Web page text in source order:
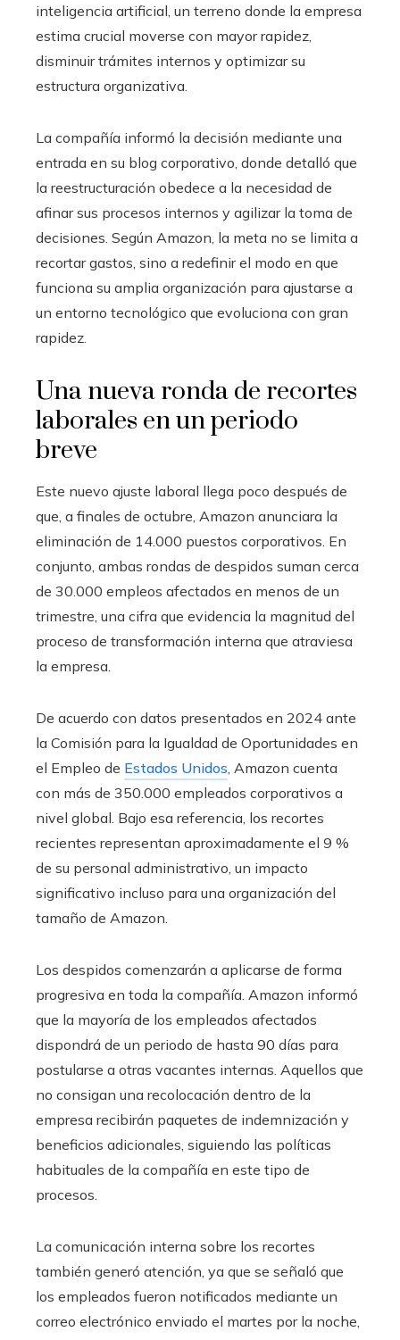
inteligencia artificial, un terreno donde la empresa
estima crucial moverse con mayor rapidez,
disminuir trámites internos y optimizar su
estructura organizativa.
La compañía informó la decisión mediante una
entrada en su blog corporativo, donde detalló que
la reestructuración obedece a la necesidad de
afinar sus procesos internos y agilizar la toma de
decisiones. Según Amazon, la meta no se limita a
recortar gastos, sino a redefinir el modo en que
funciona su amplia organización para ajustarse a
un entorno tecnológico que evoluciona con gran
rapidez.
Una nueva ronda de recortes
laborales en un periodo
breve
Este nuevo ajuste laboral llega poco después de
que, a finales de octubre, Amazon anunciara la
eliminación de 14.000 puestos corporativos. En
conjunto, ambas rondas de despidos suman cerca
de 30.000 empleos afectados en menos de un
trimestre, una cifra que evidencia la magnitud del
proceso de transformación interna que atraviesa
la empresa.
De acuerdo con datos presentados en 2024 ante
la Comisión para la Igualdad de Oportunidades en
el Empleo de Estados Unidos , Amazon cuenta
con más de 350.000 empleados corporativos a
nivel global. Bajo esa referencia, los recortes
recientes representan aproximadamente el 9 %
de su personal administrativo, un impacto
significativo incluso para una organización del
tamaño de Amazon.
Los despidos comenzarán a aplicarse de forma
progresiva en toda la compañía. Amazon informó
que la mayoría de los empleados afectados
dispondrá de un periodo de hasta 90 días para
postularse a otras vacantes internas. Aquellos que
no consigan una recolocación dentro de la
empresa recibirán paquetes de indemnización y
beneficios adicionales, siguiendo las políticas
habituales de la compañía en este tipo de
procesos.
La comunicación interna sobre los recortes
también generó atención, ya que se señaló que
los empleados fueron notificados mediante un
correo electrónico enviado el martes por la noche,